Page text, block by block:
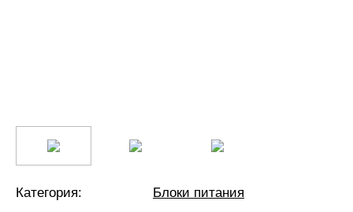
Категория:
Блоки питания